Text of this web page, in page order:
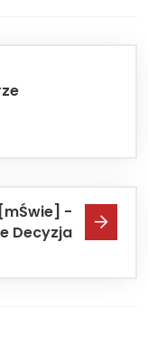
-
Decyzja